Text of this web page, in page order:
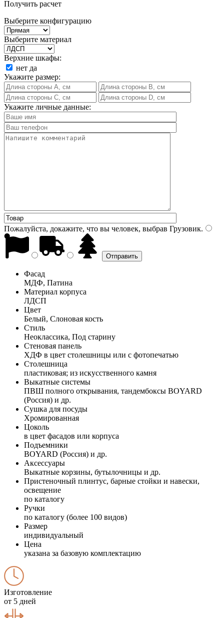
Получить расчет
Выберите конфигурацию
Выберите материал
Верхние шкафы:
нет да
Укажите размер:
Укажите личные данные:
Пожалуйста, докажите, что вы человек, выбрав Грузовик.
Фасад
МДФ, Патина
Материал корпуса
ЛДСП
Цвет
Белый, Слоновая кость
Стиль
Неоклассика, Под старину
Стеновая панель
ХДФ в цвет столешницы или с фотопечатью
Столешница
пластиковая; из искусственного камня
Выкатные системы
ПВШ полного открывания, тандембоксы BOYARD
(Россия) и др.
Сушка для посуды
Хромированная
Цоколь
в цвет фасадов или корпуса
Подъемники
BOYARD (Россия) и др.
Аксессуары
Выкатные корзины, бутылочницы и др.
Пристеночный плинтус, барные стойки и навески,
освещение
по каталогу
Ручки
по каталогу (более 100 видов)
Размер
индивидуальный
Цена
указана за базовую комплектацию
Изготовление
от 5 дней